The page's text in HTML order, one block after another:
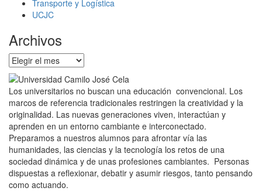
Transporte y Logística
UCJC
Archivos
Archivos
Los universitarios no buscan una educación convencional. Los
marcos de referencia tradicionales restringen la creatividad y la
originalidad. Las nuevas generaciones viven, interactúan y
aprenden en un entorno cambiante e interconectado.
Preparamos a nuestros alumnos para afrontar vía las
humanidades, las ciencias y la tecnología los retos de una
sociedad dinámica y de unas profesiones cambiantes. Personas
dispuestas a reflexionar, debatir y asumir riesgos, tanto pensando
como actuando.